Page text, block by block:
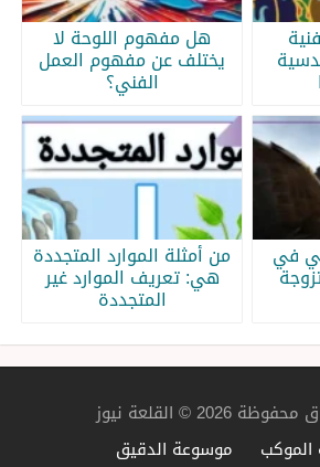
هل مفهوم اللوحة لا
يختلف عن مفهوم العمل
الفني؟
في من أمثلة الموارد المتجددة
هي: تعريف الموارد غير
المتجددة
2026 © القلعة نيوز
موسوعة الدقيق